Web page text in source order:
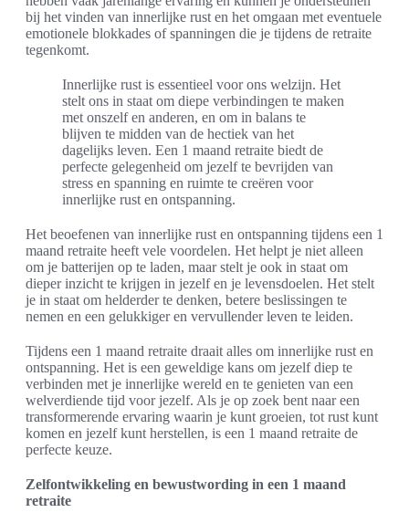
bij het vinden van innerlijke rust en het omgaan met eventuele
emotionele blokkades of spanningen die je tijdens de retraite
tegenkomt.
Innerlijke rust is essentieel voor ons welzijn. Het
stelt ons in staat om diepe verbindingen te maken
met onszelf en anderen, en om in balans te
blijven te midden van de hectiek van het
dagelijks leven. Een 1 maand retraite biedt de
perfecte gelegenheid om jezelf te bevrijden van
stress en spanning en ruimte te creëren voor
innerlijke rust en ontspanning.
Het beoefenen van innerlijke rust en ontspanning tijdens een 1
maand retraite heeft vele voordelen. Het helpt je niet alleen
om je batterijen op te laden, maar stelt je ook in staat om
dieper inzicht te krijgen in jezelf en je levensdoelen. Het stelt
je in staat om helderder te denken, betere beslissingen te
nemen en een gelukkiger en vervullender leven te leiden.
Tijdens een 1 maand retraite draait alles om innerlijke rust en
ontspanning. Het is een geweldige kans om jezelf diep te
verbinden met je innerlijke wereld en te genieten van een
welverdiende tijd voor jezelf. Als je op zoek bent naar een
transformerende ervaring waarin je kunt groeien, tot rust kunt
komen en jezelf kunt herstellen, is een 1 maand retraite de
perfecte keuze.
Zelfontwikkeling en bewustwording in een 1 maand
retraite